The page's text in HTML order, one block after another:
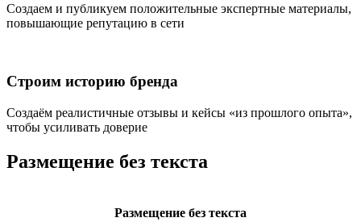
Создаем и публикуем положительные экспертные материалы,
повышающие репутацию в сети
Строим историю бренда
Создаём реалистичные отзывы и кейсы «из прошлого опыта»,
чтобы усиливать доверие
Размещение без текста
Размещение без текста